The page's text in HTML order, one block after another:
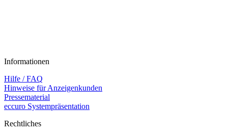
Informationen
Hilfe / FAQ
Hinweise für Anzeigenkunden
Pressematerial
eccuro Systempräsentation
Rechtliches